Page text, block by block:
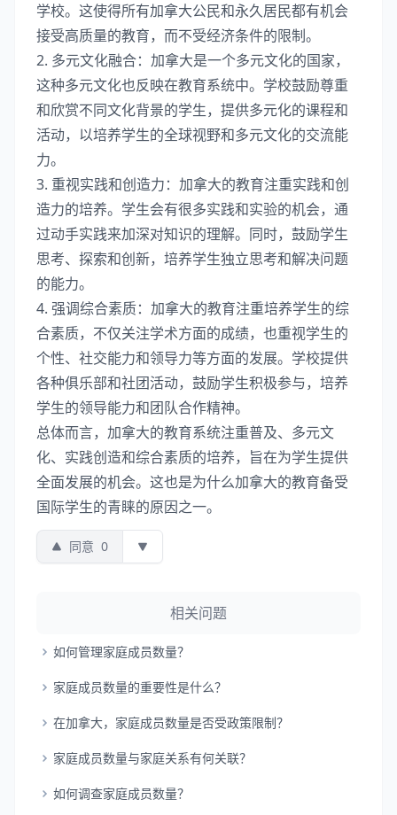
学校。这使得所有加拿大公民和永久居民都有机会
接受高质量的教育，而不受经济条件的限制。
2. 多元文化融合：加拿大是一个多元文化的国家，
这种多元文化也反映在教育系统中。学校鼓励尊重
和欣赏不同文化背景的学生，提供多元化的课程和
活动，以培养学生的全球视野和多元文化的交流能
力。
3. 重视实践和创造力：加拿大的教育注重实践和创
造力的培养。学生会有很多实践和实验的机会，通
过动手实践来加深对知识的理解。同时，鼓励学生
思考、探索和创新，培养学生独立思考和解决问题
的能力。
4. 强调综合素质：加拿大的教育注重培养学生的综
合素质，不仅关注学术方面的成绩，也重视学生的
个性、社交能力和领导力等方面的发展。学校提供
各种俱乐部和社团活动，鼓励学生积极参与，培养
学生的领导能力和团队合作精神。
总体而言，加拿大的教育系统注重普及、多元文
化、实践创造和综合素质的培养，旨在为学生提供
全面发展的机会。这也是为什么加拿大的教育备受
国际学生的青睐的原因之一。
同意 0
相关问题
如何管理家庭成员数量？
家庭成员数量的重要性是什么？
在加拿大，家庭成员数量是否受政策限制？
家庭成员数量与家庭关系有何关联？
如何调查家庭成员数量？